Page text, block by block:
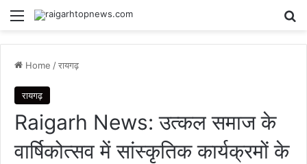
Menu
Home /रायगढ़
रायगढ़
Raigarh News: उत्कल समाज के
वार्षिकोत्सव में सांस्कृतिक कार्यक्रमों के